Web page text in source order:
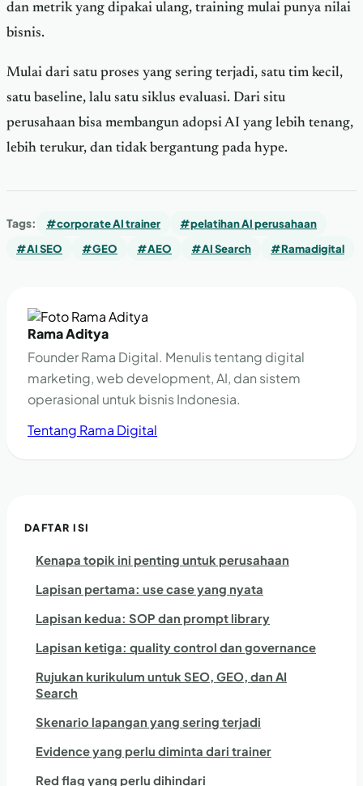
dan metrik yang dipakai ulang, training mulai punya nilai
bisnis.
Mulai dari satu proses yang sering terjadi, satu tim kecil,
satu baseline, lalu satu siklus evaluasi. Dari situ
perusahaan bisa membangun adopsi AI yang lebih tenang,
lebih terukur, dan tidak bergantung pada hype.
Tags: #corporate AI trainer
#pelatihan AI perusahaan
#AI SEO
#GEO #AEO #AI Search #Ramadigital
Rama Aditya
Founder Rama Digital. Menulis tentang digital
marketing, web development, AI, dan sistem
operasional untuk bisnis Indonesia.
Tentang Rama Digital
DAFTAR ISI
Kenapa topik ini penting untuk perusahaan
Lapisan pertama: use case yang nyata
Lapisan kedua: SOP dan prompt library
Lapisan ketiga: quality control dan governance
Rujukan kurikulum untuk SEO, GEO, dan AI
Search
Skenario lapangan yang sering terjadi
Evidence yang perlu diminta dari trainer
Red flag yang perlu dihindari